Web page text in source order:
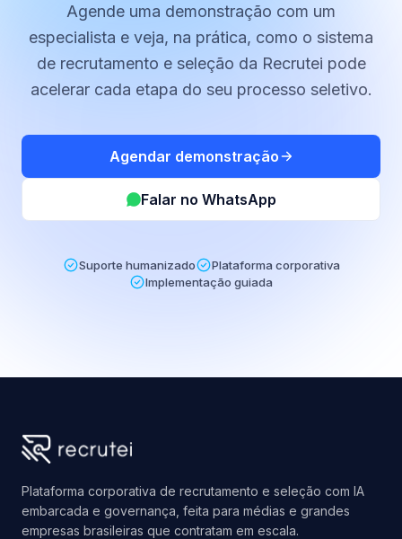
Agende uma demonstração com um
especialista e veja, na prática, como o sistema
de recrutamento e seleção da Recrutei pode
acelerar cada etapa do seu processo seletivo.
Agendar demonstração
Falar no WhatsApp
Suporte humanizado
Plataforma corporativa
Implementação guiada
Plataforma corporativa de recrutamento e seleção com IA
embarcada e governança, feita para médias e grandes
empresas brasileiras que contratam em escala.